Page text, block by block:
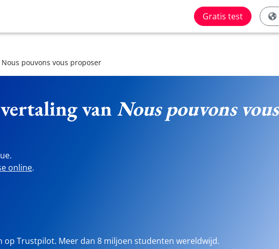
Gratis test
Nous pouvons vous proposer
van Nous pouvons vous
online.
op Trustpilot. Meer dan 8 miljoen studenten wereldwijd.